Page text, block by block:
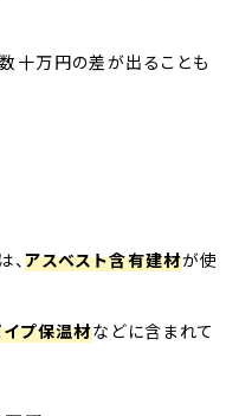
十万円の差が出ることも
、アスベスト含有建材が使
イプ保温材などに含まれて